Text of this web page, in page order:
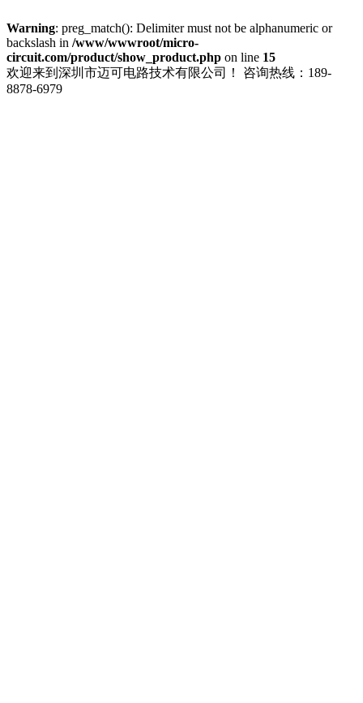
Warning: preg_match(): Delimiter must not be alphanumeric or
backslash in /www/wwwroot/micro-
circuit.com/product/show_product.php on line 15
欢迎来到深圳市迈可电路技术有限公司！
咨询热线：189-
8878-6979